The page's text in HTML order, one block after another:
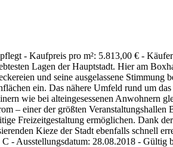
- Kaufpreis pro m²: 5.813,00 € -
Lagen der Hauptstadt. Hier am
und seine ausgelassene
ein. Das nähere Umfeld rund um
wie bei alteingesessenen Anwohnern
– einer der größten
Freizeitgestaltung ermöglichen. Dank
Kieze der Stadt ebenfalls schnell
- Ausstellungsdatum: 28.08.2018 -